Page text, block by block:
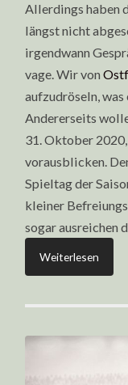
Allerdings haben
längst nicht
irgendwann
vage. Wir von
aufzudröseln, was
Andererseits
31. Oktober
vorausblicken.
Spieltag der
kleiner
sogar ausreichen
Weiterlesen